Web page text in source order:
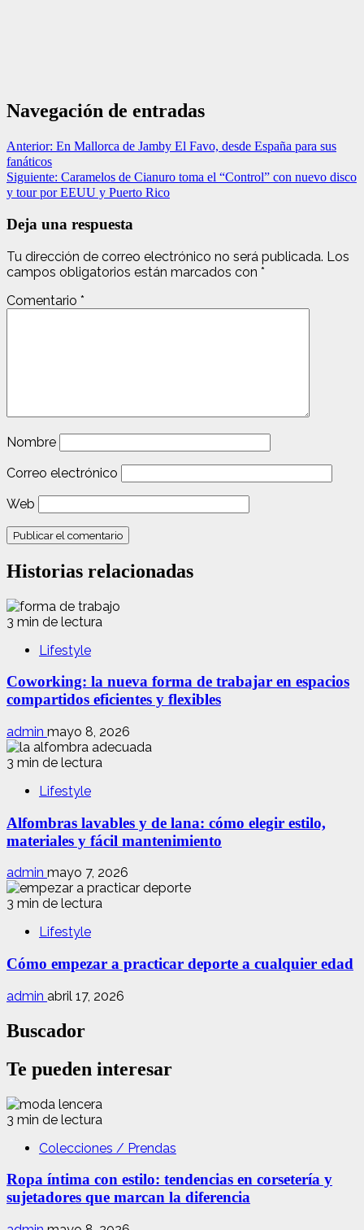
Navegación de entradas
Anterior: En Mallorca de Jamby El Favo, desde España para sus
fanáticos
Siguiente: Caramelos de Cianuro toma el “Control” con nuevo disco
y tour por EEUU y Puerto Rico
Deja una respuesta
Tu dirección de correo electrónico no será publicada. Los
campos obligatorios están marcados con *
Comentario *
Nombre
Correo electrónico
Web
Historias relacionadas
3 min de lectura
Lifestyle
Coworking: la nueva forma de trabajar en espacios
compartidos eficientes y flexibles
admin mayo 8, 2026
3 min de lectura
Lifestyle
Alfombras lavables y de lana: cómo elegir estilo,
materiales y fácil mantenimiento
admin mayo 7, 2026
3 min de lectura
Lifestyle
Cómo empezar a practicar deporte a cualquier edad
admin abril 17, 2026
Buscador
Te pueden interesar
3 min de lectura
Colecciones / Prendas
Ropa íntima con estilo: tendencias en corsetería y
sujetadores que marcan la diferencia